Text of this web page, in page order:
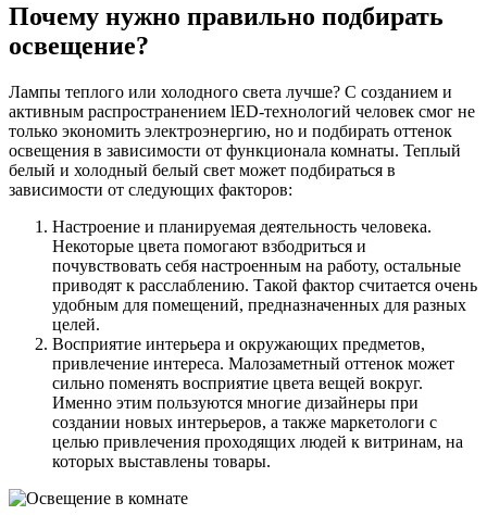
Почему нужно правильно подбирать
освещение?
Лампы теплого или холодного света лучше? С созданием и
активным распространением lED-технологий человек смог не
только экономить электроэнергию, но и подбирать оттенок
освещения в зависимости от функционала комнаты. Теплый
белый и холодный белый свет может подбираться в
зависимости от следующих факторов:
Настроение и планируемая деятельность человека.
Некоторые цвета помогают взбодриться и
почувствовать себя настроенным на работу, остальные
приводят к расслаблению. Такой фактор считается очень
удобным для помещений, предназначенных для разных
целей.
Восприятие интерьера и окружающих предметов,
привлечение интереса. Малозаметный оттенок может
сильно поменять восприятие цвета вещей вокруг.
Именно этим пользуются многие дизайнеры при
создании новых интерьеров, а также маркетологи с
целью привлечения проходящих людей к витринам, на
которых выставлены товары.